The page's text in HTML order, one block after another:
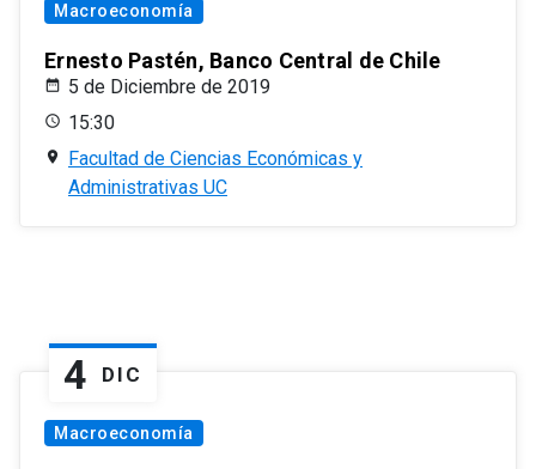
Macroeconomía
Ernesto Pastén, Banco Central de Chile
5 de Diciembre de 2019
15:30
Facultad de Ciencias Económicas y
Administrativas UC
4 DIC
Macroeconomía